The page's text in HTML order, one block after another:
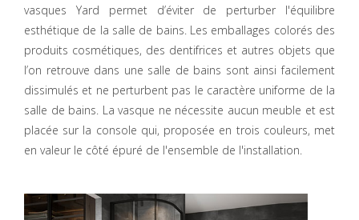
vasques Yard permet d’éviter de perturber l'équilibre
esthétique de la salle de bains. Les emballages colorés des
produits cosmétiques, des dentifrices et autres objets que
l’on retrouve dans une salle de bains sont ainsi facilement
dissimulés et ne perturbent pas le caractère uniforme de la
salle de bains. La vasque ne nécessite aucun meuble et est
placée sur la console qui, proposée en trois couleurs, met
en valeur le côté épuré de l'ensemble de l'installation.